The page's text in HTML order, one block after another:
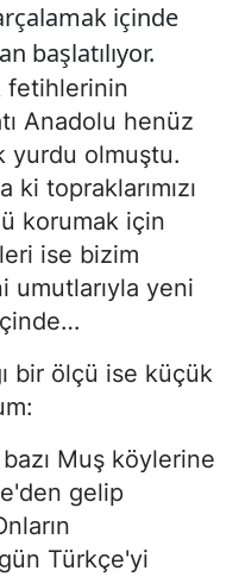
içinde
başlatılıyor.
fetihlerinin
Anadolu henüz
yurdu olmuştu.
topraklarımızı
korumak için
ise bizim
umutlarıyla yeni
bir ölçü ise küçük
Muş köylerine
gelip
Türkçe'yi